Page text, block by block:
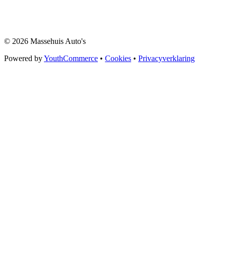
© 2026 Massehuis Auto's
Powered byYouthCommerce • Cookies • Privacyverklaring